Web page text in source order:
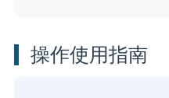
操作使用指南